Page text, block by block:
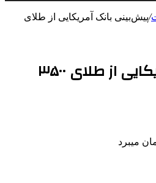
/پیش‌بینی بانک آمریکایی از طلای
پیش‌بینی بانک آمریکایی از طلای ۳۵۰۰